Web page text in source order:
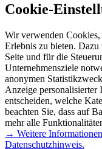
Cookie-
Wir verwenden
Erlebnis zu bieten.
Seite und für die
Unternehmensziele
anonymen
Anzeige personalisierter
entscheiden, welche
beachten Sie, dass auf
mehr alle
→ Weitere
Datenschutzhinweis.